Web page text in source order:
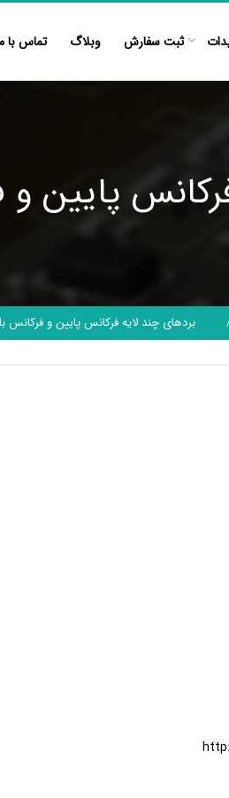
ثبت سفارش وبلاگ تماس با
پایین و
بردهای چند لایه فرکانس پایین و فرکانس